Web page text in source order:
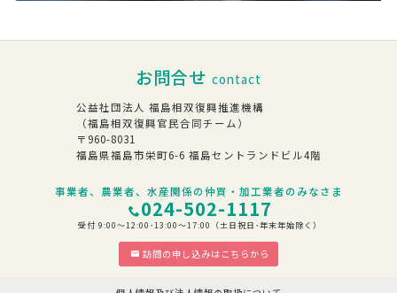
お問合せ contact
公益社団法人 福島相双復興推進機構
（福島相双復興官民合同チーム）
〒960-8031
福島県福島市栄町6-6 福島セントランドビル4階
事業者、農業者、水産関係の仲買・加工業者のみなさま
024-502-1117
受付 9:00～12:00･13:00～17:00（土日祝日･年末年始除く）
訪問の申し込みはこちらから